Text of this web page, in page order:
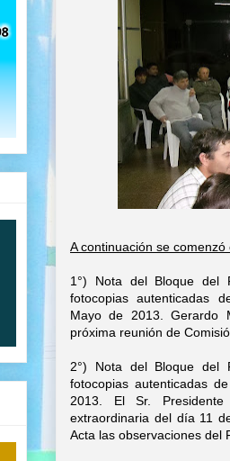
A continuación se
1°) Nota del Bloque del
fotocopias autenticadas
Mayo de 2013. Gerardo
próxima reunión de
2°) Nota del Bloque del
fotocopias autenticadas
2013. El Sr.
extraordinaria del día 11
Acta las observaciones del